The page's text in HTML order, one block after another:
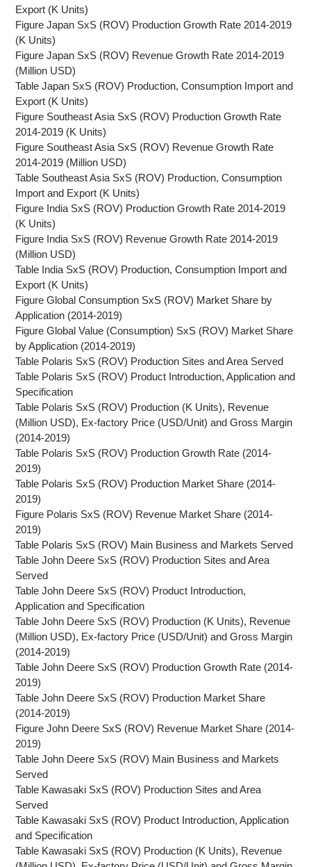
Export (K Units)
Figure Japan SxS (ROV) Production Growth Rate 2014-2019
(K Units)
Figure Japan SxS (ROV) Revenue Growth Rate 2014-2019
(Million USD)
Table Japan SxS (ROV) Production, Consumption Import and
Export (K Units)
Figure Southeast Asia SxS (ROV) Production Growth Rate
2014-2019 (K Units)
Figure Southeast Asia SxS (ROV) Revenue Growth Rate
2014-2019 (Million USD)
Table Southeast Asia SxS (ROV) Production, Consumption
Import and Export (K Units)
Figure India SxS (ROV) Production Growth Rate 2014-2019
(K Units)
Figure India SxS (ROV) Revenue Growth Rate 2014-2019
(Million USD)
Table India SxS (ROV) Production, Consumption Import and
Export (K Units)
Figure Global Consumption SxS (ROV) Market Share by
Application (2014-2019)
Figure Global Value (Consumption) SxS (ROV) Market Share
by Application (2014-2019)
Table Polaris SxS (ROV) Production Sites and Area Served
Table Polaris SxS (ROV) Product Introduction, Application and
Specification
Table Polaris SxS (ROV) Production (K Units), Revenue
(Million USD), Ex-factory Price (USD/Unit) and Gross Margin
(2014-2019)
Table Polaris SxS (ROV) Production Growth Rate (2014-
2019)
Table Polaris SxS (ROV) Production Market Share (2014-
2019)
Figure Polaris SxS (ROV) Revenue Market Share (2014-
2019)
Table Polaris SxS (ROV) Main Business and Markets Served
Table John Deere SxS (ROV) Production Sites and Area
Served
Table John Deere SxS (ROV) Product Introduction,
Application and Specification
Table John Deere SxS (ROV) Production (K Units), Revenue
(Million USD), Ex-factory Price (USD/Unit) and Gross Margin
(2014-2019)
Table John Deere SxS (ROV) Production Growth Rate (2014-
2019)
Table John Deere SxS (ROV) Production Market Share
(2014-2019)
Figure John Deere SxS (ROV) Revenue Market Share (2014-
2019)
Table John Deere SxS (ROV) Main Business and Markets
Served
Table Kawasaki SxS (ROV) Production Sites and Area
Served
Table Kawasaki SxS (ROV) Product Introduction, Application
and Specification
Table Kawasaki SxS (ROV) Production (K Units), Revenue